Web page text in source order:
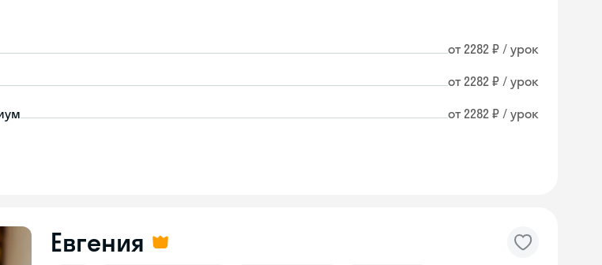
от 2282 ₽ / урок
от 2282 ₽ / урок
от 2282 ₽ / урок
Евгения